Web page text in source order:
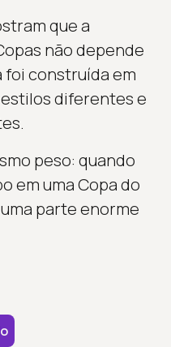
que a
não depende
foi construída em
diferentes e
peso: quando
em uma Copa do
parte enorme